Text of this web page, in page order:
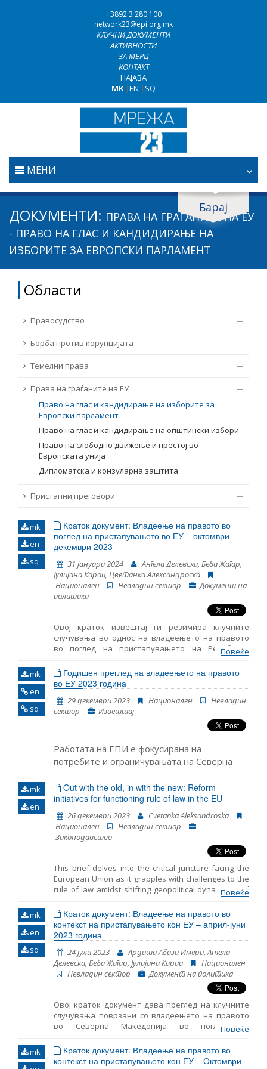
+3892 3 280 100
network23@epi.org.mk
КЛУЧНИ ДОКУМЕНТИ
АКТИВНОСТИ
ЗА МЕРЦ
КОНТАКТ
НАЈАВА
MK|EN | SQ
МЕНИ
ПОЧЕТНА
ПРАВОСУДСТВО
БОРБА ПРОТИВ КОРУПЦИЈАТА
ТЕМЕЛНИ ПРАВА
ПРИСТАПНИ ПРЕГОВОРИ
Барај
Барај документи
Барај
Извор
Тип
Од Мрежа 23
Јазик
Име, опис или клучен збор
ДОКУМЕНТИ: ПРАВА НА ГРАЃАНИТЕ НА ЕУ
- ПРАВО НА ГЛАС И КАНДИДИРАЊЕ НА
ИЗБОРИТЕ ЗА ЕВРОПСКИ ПАРЛАМЕНТ
Области
Правосудство
Борба против корупцијата
Темелни права
Права на граѓаните на ЕУ
Право на глас и кандидирање на изборите за
Европски парламент
Право на глас и кандидирање на општински избори
Право на слободно движење и престој во
Европската унија
Дипломатска и конзуларна заштита
Пристапни преговори
mk
en
sq
Краток документ: Владеење на правото во
поглед на пристапувањето во ЕУ – октомври-
декември 2023
31 јануари 2024
Ангела Делевска, Беба Жагар,
Јулијана Караи, Цветанка Александроска
Национален
Невладин сектор
Документ на
политика
Овој краток извештај ги резимира клучните
случувања во однос на владеењето на правото
во поглед на пристапувањето на Република
Северна Македонија во ЕУ за периодот октомври-
декември 2023 година. Во него се дадени
резултатите од следење на основните аспекти за
пристапување во ЕУ, како и главните настани
поврзани со функционирањето на демократските
институции, реформата на јавната
администрација и Поглавјето 23: Судство и
Повеќе
mk
en
sq
Годишен преглед на владеењето на правото
во ЕУ 2023 година
29 декември 2023 Национален
Невладин
сектор
Извештај
Работата на ЕПИ е фокусирана на
потребите и ограничувањата на Северна
чекаше почнувањето на пристапните
преговори повеќе од една деценија, додека
бележи пад на поддршката за членство во
Европската унија и политичката
нестабилност во последниве години. Во
рамките на програмата за владеење на
на усогласеност со принципот на владеење
на прав
mk
en
Out with the old, in with the new: Reform
initiatives for functioning rule of law in the EU
26 декември 2023
Cvetanka Aleksandroska
Национален
Невладин сектор
Законодавство
This brief delves into the critical juncture facing the
European Union as it grapples with challenges to the
rule of law amidst shifting geopolitical dynamics and
discussions on future enlargement. Recent proposals
from the Franco–German expert group and the
European Parliament aim to bolster enforcement
mechanisms and streamline decision-making
processes to address the rule of law breaches
effectively. However, achieving a consensus on these
reforms presents significant challenges amidst
divergent Member State perspectives. Despite the
hurdles, reform initiatives present opportunities to
fortify the EU’s commitment to the rule of law,
necessitating sustained discussions and diplomatic
efforts.
Повеќе
mk
en
sq
Краток документ: Владеење на правото во
контекст на пристапувањето кон ЕУ – април-јуни
2023 година
24 јули 2023
Ардита Абази Имери, Ангела
Делевска, Беба Жагар, Јулијана Караи
Национален
Невладин сектор
Документ на политика
Овој краток документ дава преглед на клучните
случувања поврзани со владеењето на правото
во Северна Македонија во поглед на
пристапувањето во ЕУ за периодот од април до
јуни 2023 година. Тој вклучува следење на
суштинските аспекти на пристапувањето во ЕУ,
Повеќе
mk
Краток документ: Владеење на правото во
контекст на пристапувањето кон ЕУ – Октомври-